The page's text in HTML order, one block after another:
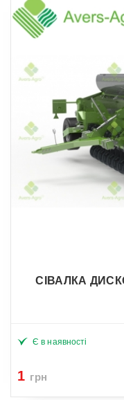
СІВАЛКА
Є в наявності
1 грн